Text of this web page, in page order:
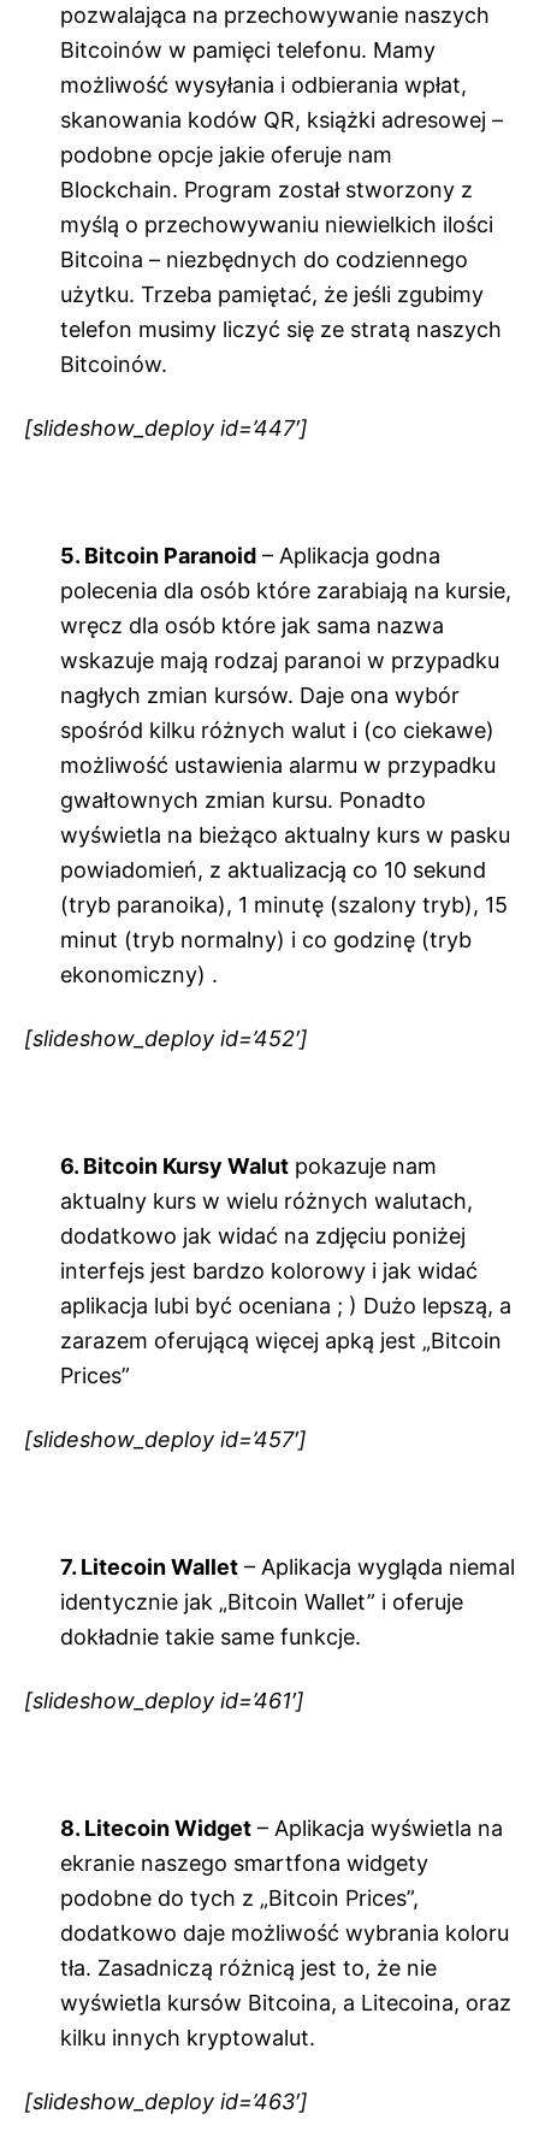
pozwalająca na przechowywanie naszych
Bitcoinów w pamięci telefonu. Mamy
możliwość wysyłania i odbierania wpłat,
skanowania kodów QR, książki adresowej –
podobne opcje jakie oferuje nam
Blockchain. Program został stworzony z
myślą o przechowywaniu niewielkich ilości
Bitcoina – niezbędnych do codziennego
użytku. Trzeba pamiętać, że jeśli zgubimy
telefon musimy liczyć się ze stratą naszych
Bitcoinów.
[slideshow_deploy id=’447′]
5. Bitcoin Paranoid – Aplikacja godna
polecenia dla osób które zarabiają na kursie,
wręcz dla osób które jak sama nazwa
wskazuje mają rodzaj paranoi w przypadku
nagłych zmian kursów. Daje ona wybór
spośród kilku różnych walut i (co ciekawe)
możliwość ustawienia alarmu w przypadku
gwałtownych zmian kursu. Ponadto
wyświetla na bieżąco aktualny kurs w pasku
powiadomień, z aktualizacją co 10 sekund
(tryb paranoika), 1 minutę (szalony tryb), 15
minut (tryb normalny) i co godzinę (tryb
ekonomiczny) .
[slideshow_deploy id=’452′]
6. Bitcoin Kursy Walut pokazuje nam
aktualny kurs w wielu różnych walutach,
dodatkowo jak widać na zdjęciu poniżej
interfejs jest bardzo kolorowy i jak widać
aplikacja lubi być oceniana ; ) Dużo lepszą, a
zarazem oferującą więcej apką jest „Bitcoin
Prices”
[slideshow_deploy id=’457′]
7. Litecoin Wallet – Aplikacja wygląda niemal
identycznie jak „Bitcoin Wallet” i oferuje
dokładnie takie same funkcje.
[slideshow_deploy id=’461′]
8. Litecoin Widget – Aplikacja wyświetla na
ekranie naszego smartfona widgety
podobne do tych z „Bitcoin Prices”,
dodatkowo daje możliwość wybrania koloru
tła. Zasadniczą różnicą jest to, że nie
wyświetla kursów Bitcoina, a Litecoina, oraz
kilku innych kryptowalut.
[slideshow_deploy id=’463′]